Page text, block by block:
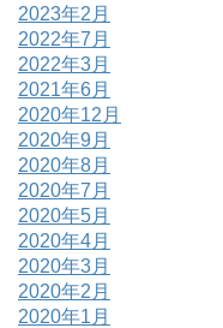
2023年2月
2022年7月
2022年3月
2021年6月
2020年12月
2020年9月
2020年8月
2020年7月
2020年5月
2020年4月
2020年3月
2020年2月
2020年1月